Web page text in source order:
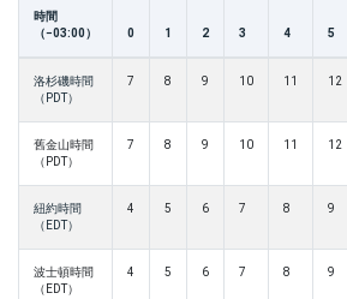
時間
（−03:00）
0 1 2 3 4 5
洛杉磯時間
（PDT）
7 8 9 10 11 12
舊金山時間
（PDT）
7 8 9 10 11 12
紐約時間
（EDT）
4 5 6 7 8 9
波士頓時間
（EDT）
4 5 6 7 8 9